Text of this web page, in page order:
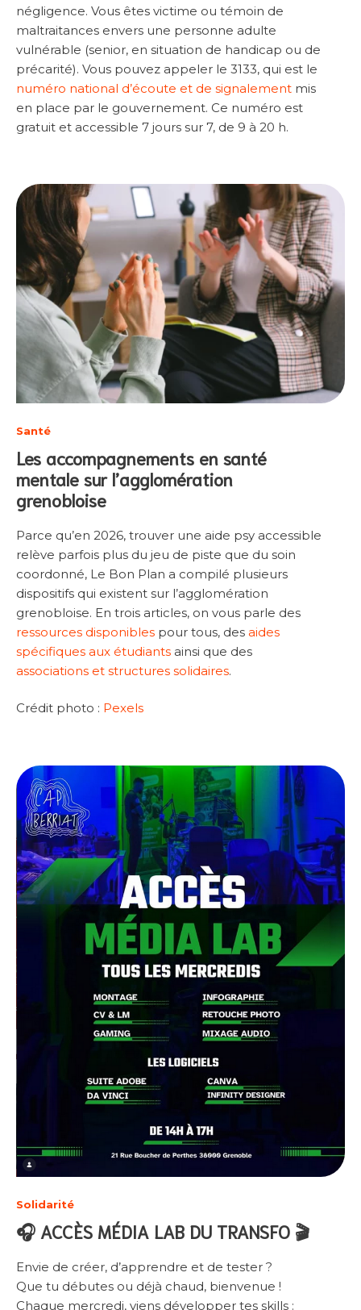
négligence. Vous êtes victime ou témoin de
maltraitances envers une personne adulte
vulnérable (senior, en situation de handicap ou de
précarité). Vous pouvez appeler le 3133, qui est le
numéro national d’écoute et de signalement mis
en place par le gouvernement. Ce numéro est
gratuit et accessible 7 jours sur 7, de 9 à 20 h.
Santé
Les accompagnements en santé
mentale sur l’agglomération
grenobloise
Parce qu’en 2026, trouver une aide psy accessible
relève parfois plus du jeu de piste que du soin
coordonné, Le Bon Plan a compilé plusieurs
dispositifs qui existent sur l’agglomération
grenobloise. En trois articles, on vous parle des
ressources disponibles pour tous, des aides
spécifiques aux étudiants ainsi que des
associations et structures solidaires.
Crédit photo : Pexels
Solidarité
🎧 ACCÈS MÉDIA LAB DU TRANSFO 🎬
Envie de créer, d’apprendre et de tester ?
Que tu débutes ou déjà chaud, bienvenue !
Chaque mercredi, viens développer tes skills :